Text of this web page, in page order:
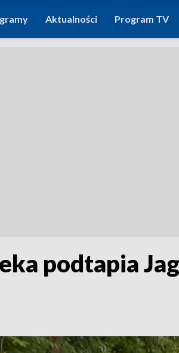
Aktualności Program TV
podtapia